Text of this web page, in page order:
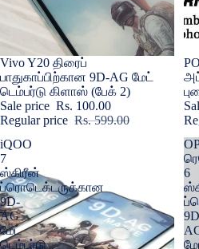
Sale
Vivo Y20 திரைப்
பாதுகாப்பிற்கான 9D-AG மேட்
டெம்பர்டு கிளாஸ் (பேக் 2)
Sale price Rs. 100.00
Regular price Rs. 599.00
iQOO
7
ஸ்கிரீன்
ப்ரொடெக்டருக்கான
9D-
AG
மேட்
டெம்பர்டு
6